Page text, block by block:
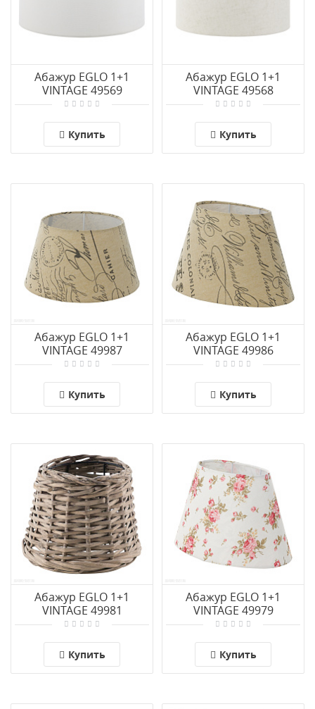
Абажур EGLO 1+1
VINTAGE 49569
Купить
Абажур EGLO 1+1
VINTAGE 49568
Купить
Абажур EGLO 1+1
VINTAGE 49987
Купить
Абажур EGLO 1+1
VINTAGE 49986
Купить
Абажур EGLO 1+1
VINTAGE 49981
Купить
Абажур EGLO 1+1
VINTAGE 49979
Купить